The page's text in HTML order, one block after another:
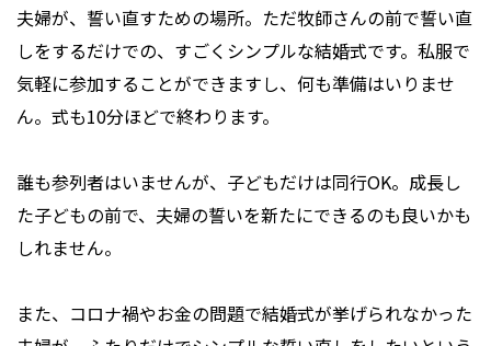
夫婦が、誓い直すための場所。ただ牧師さんの前で誓い直
しをするだけでの、すごくシンプルな結婚式です。私服で
気軽に参加することができますし、何も準備はいりませ
ん。式も10分ほどで終わります。
誰も参列者はいませんが、子どもだけは同行OK。成長し
た子どもの前で、夫婦の誓いを新たにできるのも良いかも
しれません。
また、コロナ禍やお金の問題で結婚式が挙げられなかった